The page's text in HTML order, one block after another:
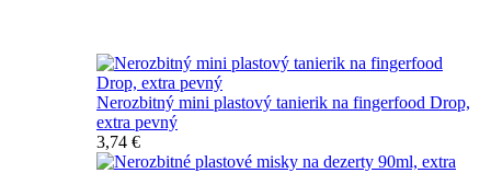
Nerozbitný mini plastový tanierik na fingerfood Drop,
extra pevný
3,74 €